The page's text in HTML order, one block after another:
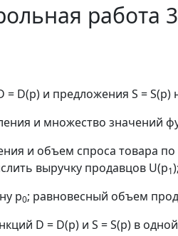
работа
D(p) и предложения S = S(p)
и множество значений
и объем спроса товара по
выручку продавцов U(р1
р0; равновесный объем
D = D(p) и S = S(p) в